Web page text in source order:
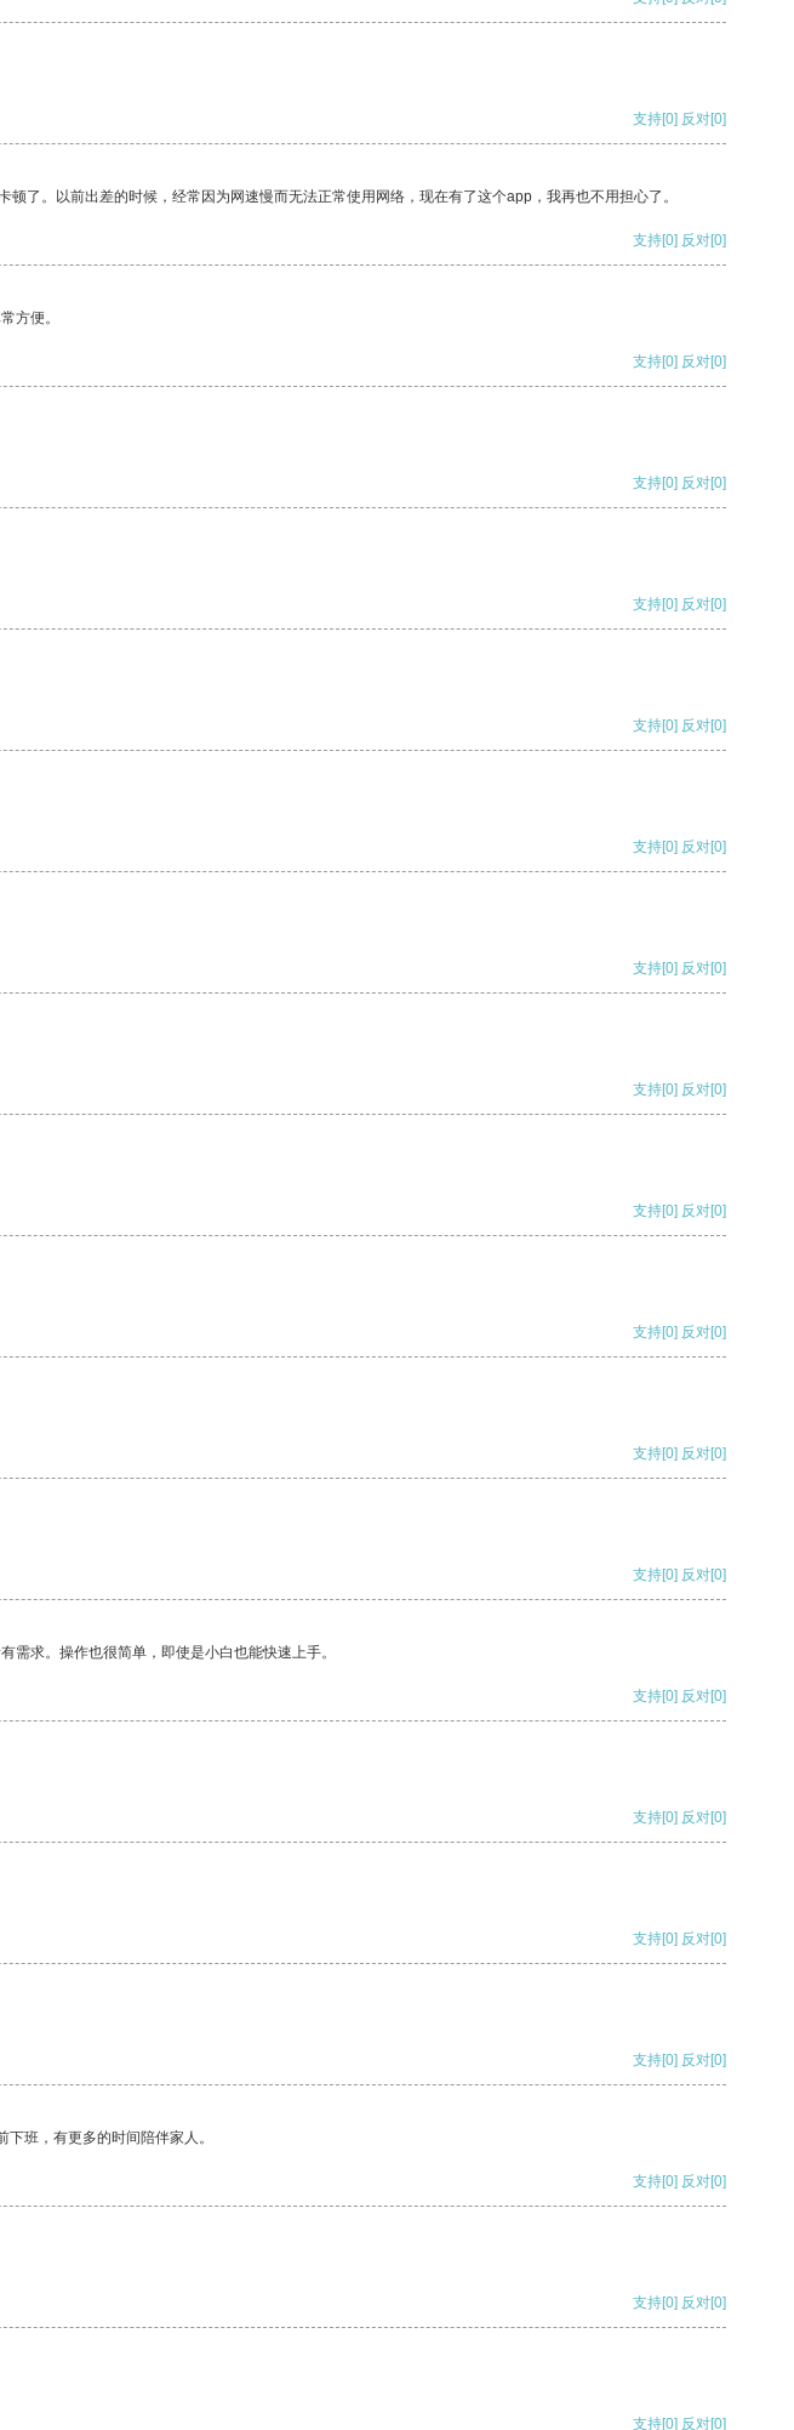
支持[0] 反对[0]
了。以前出差的时候，经常因为网速慢而无法正常使用网络，现在有了这个app，我再也不用担心了。
支持[0] 反对[0]
方便。
支持[0] 反对[0]
支持[0] 反对[0]
支持[0] 反对[0]
支持[0] 反对[0]
支持[0] 反对[0]
支持[0] 反对[0]
支持[0] 反对[0]
支持[0] 反对[0]
支持[0] 反对[0]
支持[0] 反对[0]
支持[0] 反对[0]
求。操作也很简单，即使是小白也能快速上手。
支持[0] 反对[0]
支持[0] 反对[0]
支持[0] 反对[0]
支持[0] 反对[0]
班，有更多的时间陪伴家人。
支持[0] 反对[0]
支持[0] 反对[0]
支持[0] 反对[0]